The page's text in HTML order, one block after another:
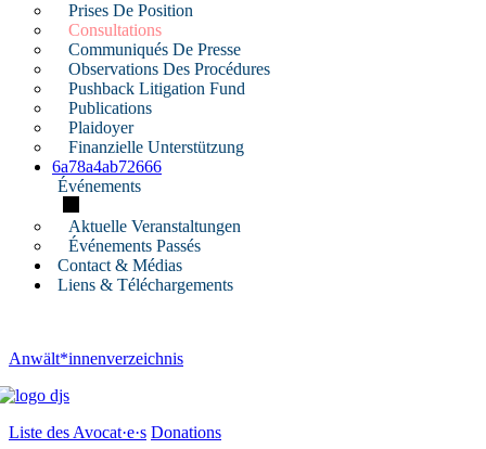
Prises De Position
Consultations
Communiqués De Presse
Observations Des Procédures
Pushback Litigation Fund
Publications
Plaidoyer
Finanzielle Unterstützung
6a78a4ab72666
Événements
Aktuelle Veranstaltungen
Événements Passés
Contact & Médias
Liens & Téléchargements
Anwält*innenverzeichnis
Liste des Avocat·e·s Donations